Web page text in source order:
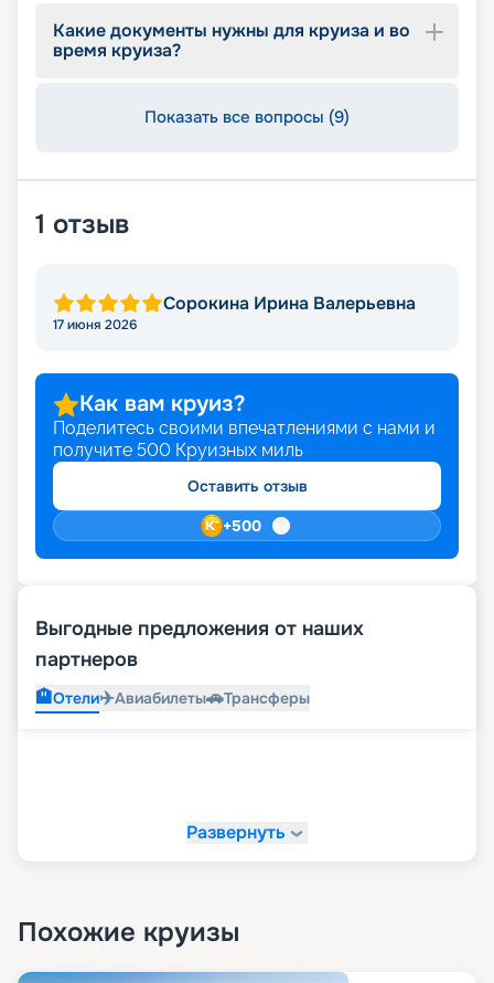
Какие документы нужны для круиза и во
время круиза?
Показать все вопросы (9)
1 отзыв
Сорокина Ирина Валерьевна
17 июня 2026
Как вам круиз?
Поделитесь своими впечатлениями с нами и
получите 500 Круизных миль
Оставить отзыв
+500
Выгодные предложения от наших
партнеров
🏨Отели✈️Авиабилеты🚗Трансферы
Развернуть
Похожие круизы